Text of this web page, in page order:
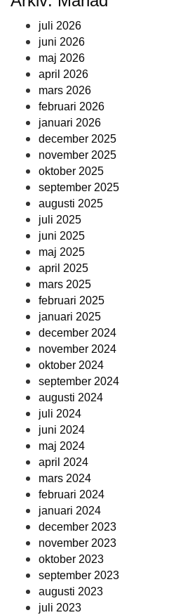
juli 2026
juni 2026
maj 2026
april 2026
mars 2026
februari 2026
januari 2026
december 2025
november 2025
oktober 2025
september 2025
augusti 2025
juli 2025
juni 2025
maj 2025
april 2025
mars 2025
februari 2025
januari 2025
december 2024
november 2024
oktober 2024
september 2024
augusti 2024
juli 2024
juni 2024
maj 2024
april 2024
mars 2024
februari 2024
januari 2024
december 2023
november 2023
oktober 2023
september 2023
augusti 2023
juli 2023